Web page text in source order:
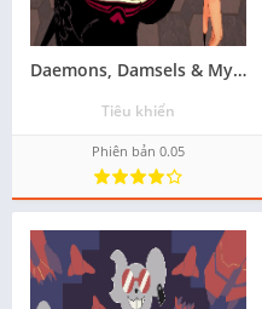
Daemons, Damsels & Mythical Milfs
Tiêu khiển
Phiên bản 0.05